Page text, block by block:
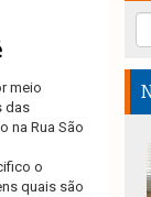
meio
das
na Rua São
o
quais são